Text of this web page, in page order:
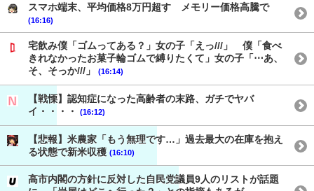
スマホ端末、平均価格8万円超す メモリー価格高騰で
(16:16)
宅飲み僕「ゴムってある？」女の子「えっ///」 僕「食べ
きれなかったお菓子輪ゴムで縛りたくて」女の子「⋯あ、
そ、そっか///」
(16:14)
【戦慄】認知症になった高齢者の末路、ガチでヤバ
イ・・・・
(16:12)
【悲報】米農家「もう無理です…」過去最大の在庫を抱え
る状態で新米収穫 (16:10)
高市内閣の方針に反対した自民党議員9人のリストが話題